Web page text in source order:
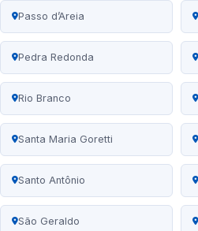
Passo d’Areia
Pedra Redonda
Rio Branco
Santa Maria Goretti
Santo Antônio
São Geraldo